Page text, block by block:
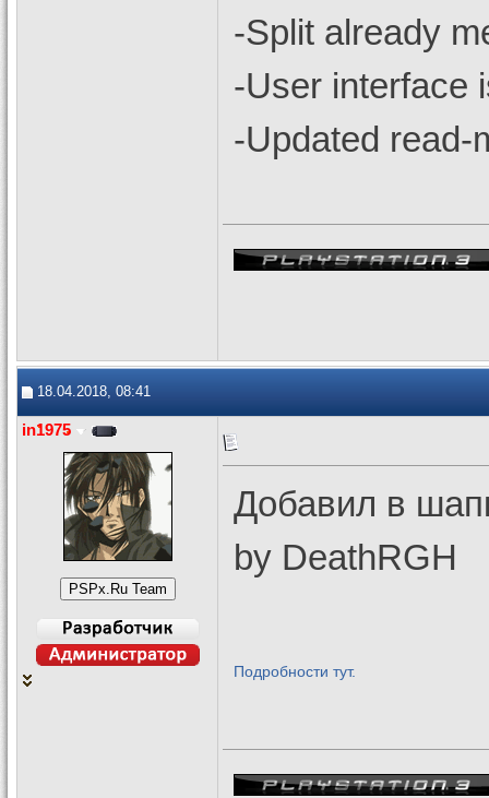
-Split already
-User interface
-Updated read-
18.04.2018, 08:41
in1975
Добавил в
by DeathRGH
Подробности тут.